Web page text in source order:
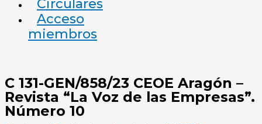
Circulares
Acceso
miembros
C 131-GEN/858/23 CEOE Aragón –
Revista “La Voz de las Empresas”.
Número 10